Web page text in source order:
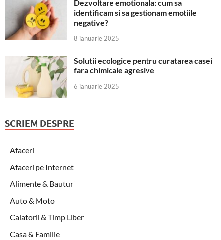
Dezvoltare emotionala: cum sa
identificam si sa gestionam emotiile
negative?
8 ianuarie 2025
Solutii ecologice pentru curatarea casei
fara chimicale agresive
6 ianuarie 2025
SCRIEM DESPRE
Afaceri
Afaceri pe Internet
Alimente & Bauturi
Auto & Moto
Calatorii & Timp Liber
Casa & Familie